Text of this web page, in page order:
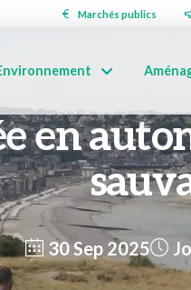
Marchés publics
en
30 Sep 2025